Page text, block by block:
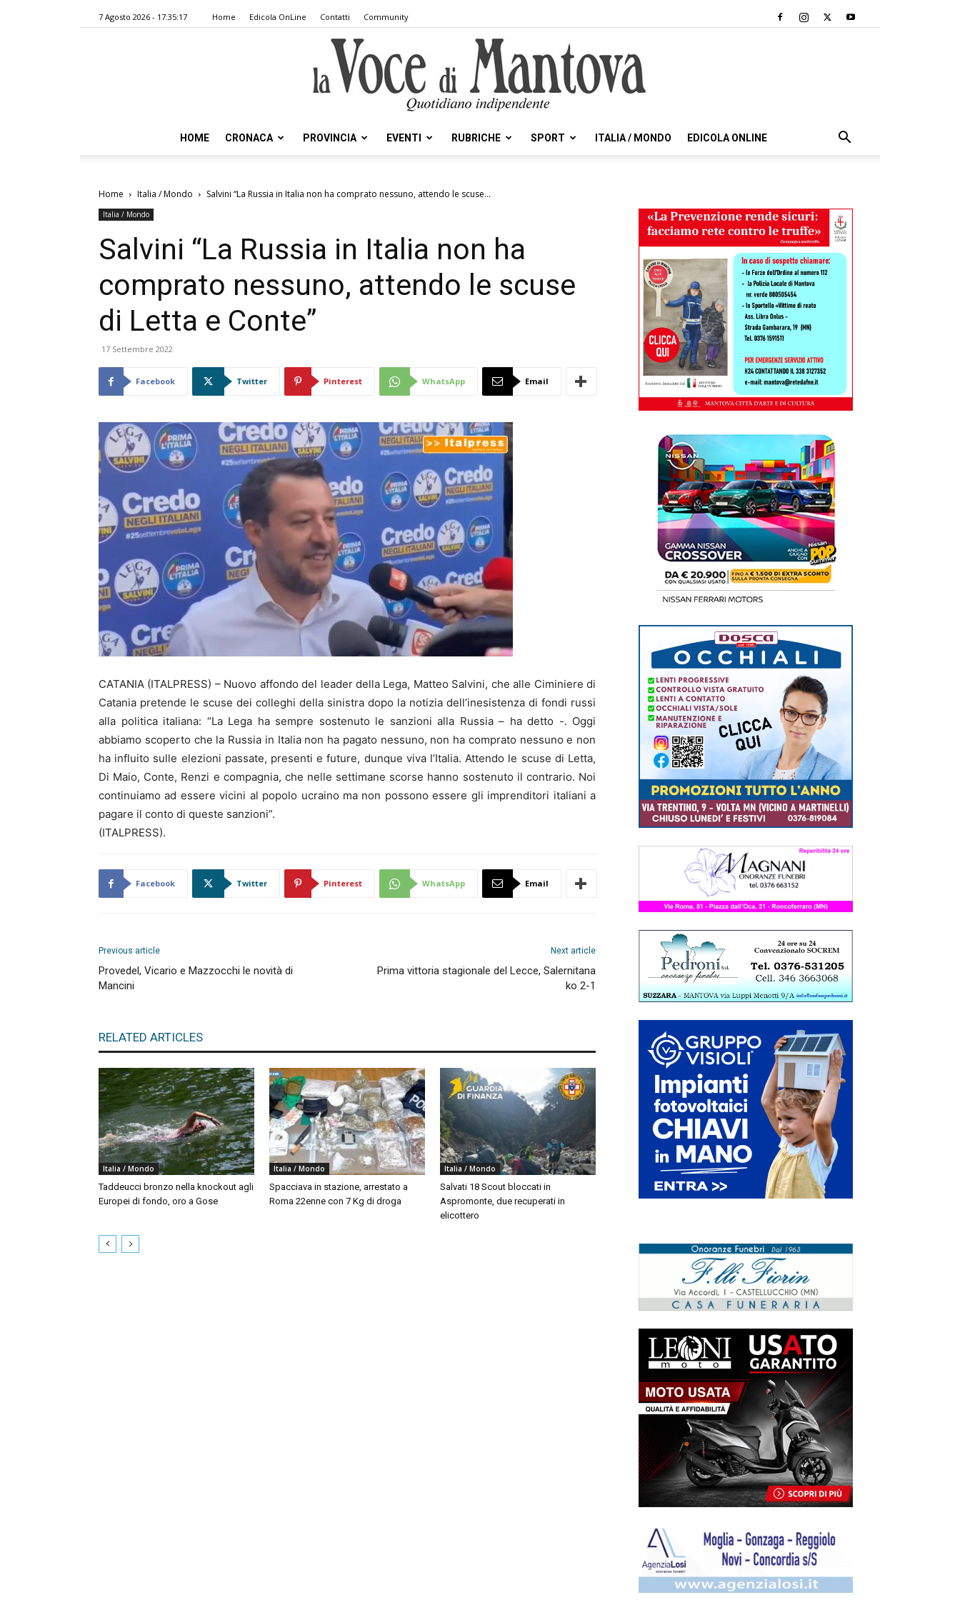
7 Agosto 2026 - 17:35:17 Home Edicola OnLine Contatti Community
Voce
Mantova
HOME CRONACA PROVINCIA EVENTI RUBRICHE SPORT ITALIA / MONDO EDICOLA ONLINE
Home Italia / Mondo Salvini “La Russia in Italia non ha comprato nessuno, attendo le scuse...
Italia / Mondo
Salvini “La Russia in Italia non ha
comprato nessuno, attendo le scuse
di Letta e Conte”
17 Settembre 2022
Facebook Twitter Pinterest WhatsApp Email
CATANIA (ITALPRESS) – Nuovo affondo del leader della Lega, Matteo Salvini, che alle Ciminiere di
Catania pretende le scuse dei colleghi della sinistra dopo la notizia dell’inesistenza di fondi russi
alla politica italiana: “La Lega ha sempre sostenuto le sanzioni alla Russia – ha detto -. Oggi
abbiamo scoperto che la Russia in Italia non ha pagato nessuno, non ha comprato nessuno e non
ha influito sulle elezioni passate, presenti e future, dunque viva l’Italia. Attendo le scuse di Letta,
Di Maio, Conte, Renzi e compagnia, che nelle settimane scorse hanno sostenuto il contrario. Noi
continuiamo ad essere vicini al popolo ucraino ma non possono essere gli imprenditori italiani a
pagare il conto di queste sanzioni”.
(ITALPRESS).
Facebook Twitter Pinterest WhatsApp Email
Previous article
Provedel, Vicario e Mazzocchi le novità di
Mancini
Next article
Prima vittoria stagionale del Lecce, Salernitana
ko 2-1
RELATED ARTICLES
Italia / Mondo
Taddeucci bronzo nella knockout agli
Europei di fondo, oro a Gose
Italia / Mondo
Spacciava in stazione, arrestato a
Roma 22enne con 7 Kg di droga
Italia / Mondo
Salvati 18 Scout bloccati in
Aspromonte, due recuperati in
elicottero